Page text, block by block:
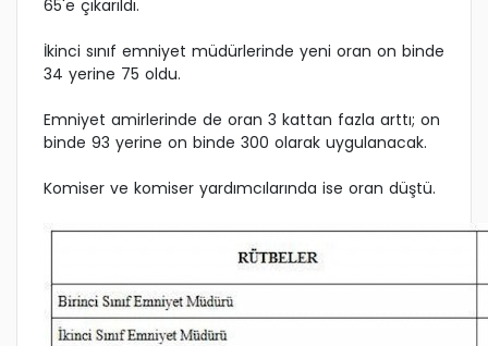
65'e çıkarıldı.
İkinci sınıf emniyet müdürlerinde yeni oran on binde
34 yerine 75 oldu.
Emniyet amirlerinde de oran 3 kattan fazla arttı; on
binde 93 yerine on binde 300 olarak uygulanacak.
Komiser ve komiser yardımcılarında ise oran düştü.